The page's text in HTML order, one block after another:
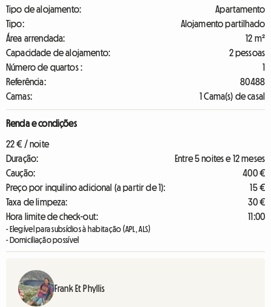
Tipo de alojamento:
Apartamento
Tipo:
Alojamento partilhado
Área arrendada:
12 m²
Capacidade de alojamento:
2 pessoas
Número de quartos :
1
Referência:
80488
Camas:
1 Cama(s) de casal
Renda e condições
22 € / noite
Duração:
Entre 5 noites e 12 meses
Caução:
400 €
Preço por inquilino adicional (a partir de 1):
15 €
Taxa de limpeza:
30 €
Hora limite de check-out:
11:00
- Elegível para subsídios à habitação (APL, ALS)
- Domiciliação possível
Frank Et Phyllis